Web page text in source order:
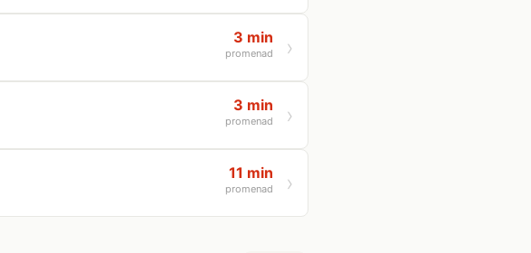
3 min
promenad
3 min
promenad
11 min
promenad